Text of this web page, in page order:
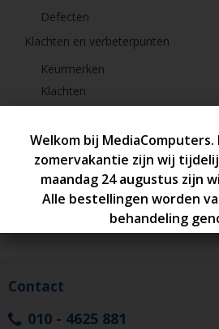
Defecten
Klachten en verbeterpunten
Keurmerken
Klachten
Contact
Service & Reparatie
Contact
010 - 4625 881